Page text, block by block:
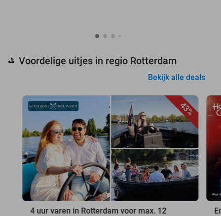
⛳ Voordelige uitjes in regio Rotterdam
Bekijk alle deals
43%
4 uur varen in Rotterdam voor max. 12